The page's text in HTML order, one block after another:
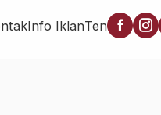
Info IklanTentang